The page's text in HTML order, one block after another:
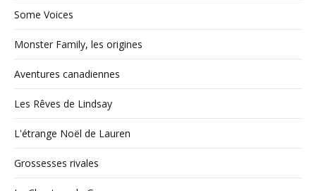
Some Voices
Monster Family, les origines
Aventures canadiennes
Les Rêves de Lindsay
L'étrange Noël de Lauren
Grossesses rivales